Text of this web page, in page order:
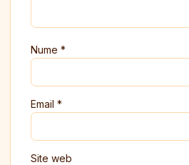
Nume *
Email *
Site web